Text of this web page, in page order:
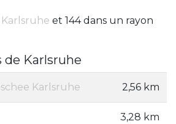
et 144 dans un rayon
de Karlsruhe
Karlsruhe 2,56 km
3,28 km